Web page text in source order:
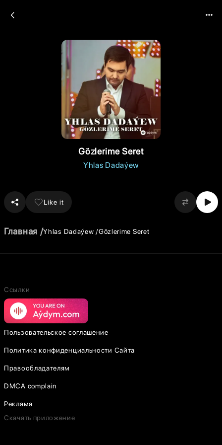
Gözlerime Seret
Yhlas Dadaýew
Like it
Главная Yhlas Dadaýew Gözlerime Seret
Ссылки
Пользовательское соглашение
Политика конфиденциальности Сайта
Правообладателям
DMCA complain
Реклама
Скачать приложение